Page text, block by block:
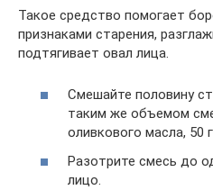
Такое средство помогает
признаками старения,
подтягивает овал лица.
Смешайте половину
таким же объемом
оливкового масла, 50
Разотрите смесь до
лицо.